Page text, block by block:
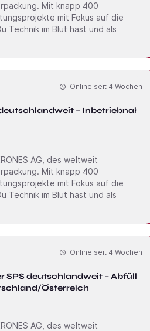
Mit knapp 400
mit Fokus auf die
– Inbetriebnahme
Online seit 4 Wochen
AG, des weltweit
Mit knapp 400
mit Fokus auf die
deutschlandweit – Abfüll- &
Österreich
Online seit 4 Wochen
AG, des weltweit